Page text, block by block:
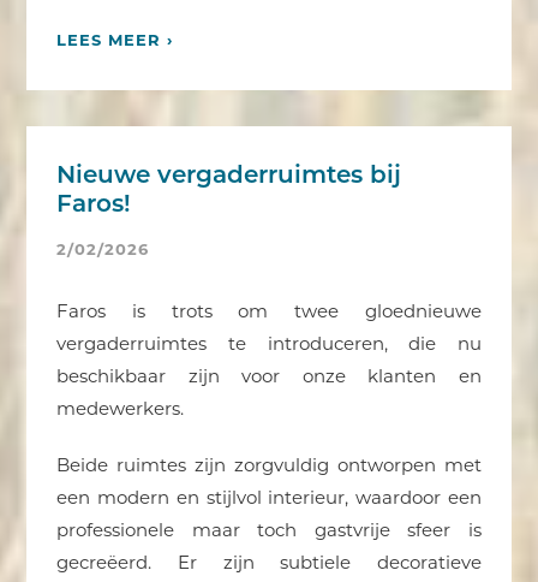
LEES MEER ›
Nieuwe vergaderruimtes bij
Faros!
2/02/2026
Faros is trots om twee gloednieuwe
vergaderruimtes te introduceren, die nu
beschikbaar zijn voor onze klanten en
medewerkers.
Beide ruimtes zijn zorgvuldig ontworpen met
een modern en stijlvol interieur, waardoor een
professionele maar toch gastvrije sfeer is
gecreëerd. Er zijn subtiele decoratieve